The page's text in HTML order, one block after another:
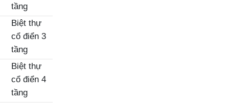
tầng
Biệt thự
cổ điển 3
tầng
Biệt thự
cổ điển 4
tầng